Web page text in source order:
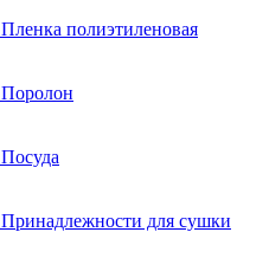
Пленка полиэтиленовая
Поролон
Посуда
Принадлежности для сушки